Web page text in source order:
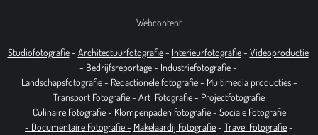
Webcontent
Studiofotografie- Architectuurfotografie- Interieurfotografie- Videoproductie
- Bedrijfsreportage- Industriefotografie-
Landschapsfotografie- Redactionele fotografie- Multimedia producties -
Transport Fotografie - Art Fotografie- Projectfotografie
Culinaire Fotografie- Klompenpaden fotografie- Sociale Fotografie
- Documentaire Fotografie- Makelaardij Fotografie- Travel Fotografie-